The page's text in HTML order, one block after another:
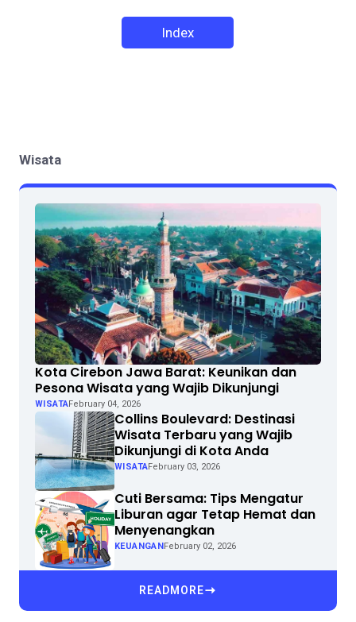
Index
Wisata
Kota Cirebon Jawa Barat: Keunikan dan
Pesona Wisata yang Wajib Dikunjungi
WISATAFebruary 04, 2026
Collins Boulevard: Destinasi
Wisata Terbaru yang Wajib
Dikunjungi di Kota Anda
WISATAFebruary 03, 2026
Cuti Bersama: Tips Mengatur
Liburan agar Tetap Hemat dan
Menyenangkan
KEUANGANFebruary 02, 2026
READMORE